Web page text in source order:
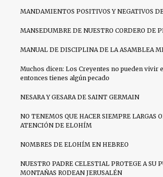
MANDAMIENTOS POSITIVOS Y NEGATIVOS
MANSEDUMBRE DE NUESTRO CORDERO DE
MANUAL DE DISCIPLINA DE LA ASAMBLEA
Muchos dicen: Los Creyentes no pueden vivir
entonces tienes algún pecado
NESARA Y GESARA DE SAINT GERMAIN
NO TENEMOS QUE HACER SIEMPRE LARGAS
ATENCIÓN DE ELOHÍM
NOMBRES DE ELOHÍM EN HEBREO
NUESTRO PADRE CELESTIAL PROTEGE A SU
MONTAÑAS RODEAN JERUSALÉN